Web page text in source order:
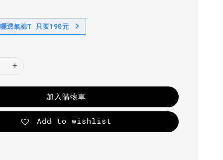
透氣棉T 只要190元
加入購物車
Add to wishlist